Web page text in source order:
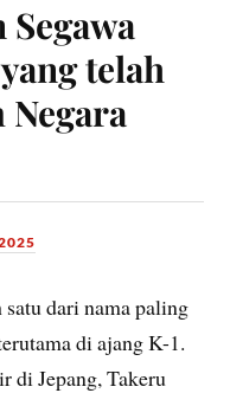
telah
satu dari nama paling
di ajang K-1.
di Jepang, Takeru